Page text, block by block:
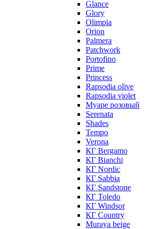
Glance
Glory
Olimpia
Orion
Palmera
Patchwork
Portofino
Prime
Princess
Rapsodia olive
Rapsodia violet
Муаре розовый
Serenata
Shades
Tempo
Verona
КГ Bergamo
КГ Bianchi
КГ Nordic
КГ Sabbia
КГ Sandstone
КГ Toledo
КГ Windsor
КГ Сountry
Muraya beige